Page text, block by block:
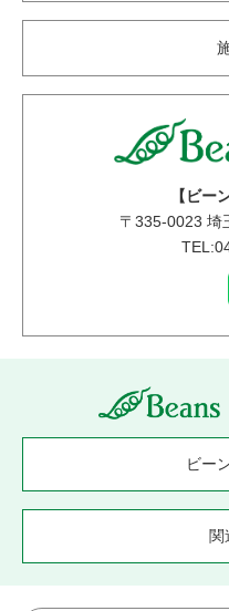
【ビー
〒 335-0023 埼
ビー
関